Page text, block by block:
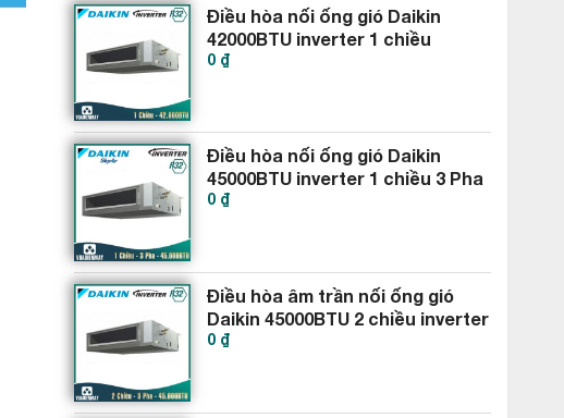
Điều hòa nối ống gió Daikin
42000BTU inverter 1 chiều
FBA125BVMA9-RZF125CVM
0 ₫
Điều hòa nối ống gió Daikin
45000BTU inverter 1 chiều 3 Pha
FBA125BVMA9-RZF125CYM
0 ₫
Điều hòa âm trần nối ống gió
Daikin 45000BTU 2 chiều inverter
3 Pha FBA125BVMA9-RZA125DY1
0 ₫